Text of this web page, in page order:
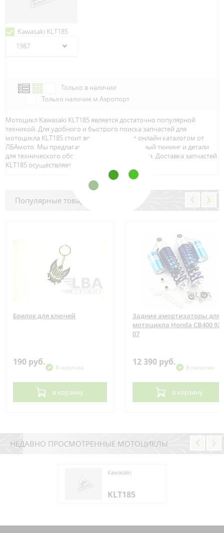
Kawasaki KLT185
1987
Только в наличии
Только наличие м.Аэропорт
Мотоцикл Kawasaki KLT185 является достаточно популярной
техникой. Для удобного и быстрого поиска запчастей для
мотоцикла KLT185 стоит воспользоваться онлайн каталогом от
ЛБАмото. Мы предлагаем только качественный тюнинг и детали
для технического обслуживание вашего байка. Доставка запчастей
KLT185 осуществляется по всей Росcии.
Популярные товары
Брелок для ключей
190 руб.
В наличии
в корзину
Задние амортизаторы для
мотоцикла Honda CB400 92-
07
12 390 руб.
В наличии
в корзину
НЕДАВНО ПРОСМОТРЕННЫЕ МОТОЦИКЛЫ
Kawasaki
KLT185